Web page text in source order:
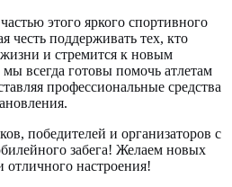
этого яркого спортивного
честь поддерживать тех, кто
и стремится к новым
всегда готовы помочь атлетам
профессиональные средства
победителей и организаторов с
забега! Желаем новых
отличного настроения!